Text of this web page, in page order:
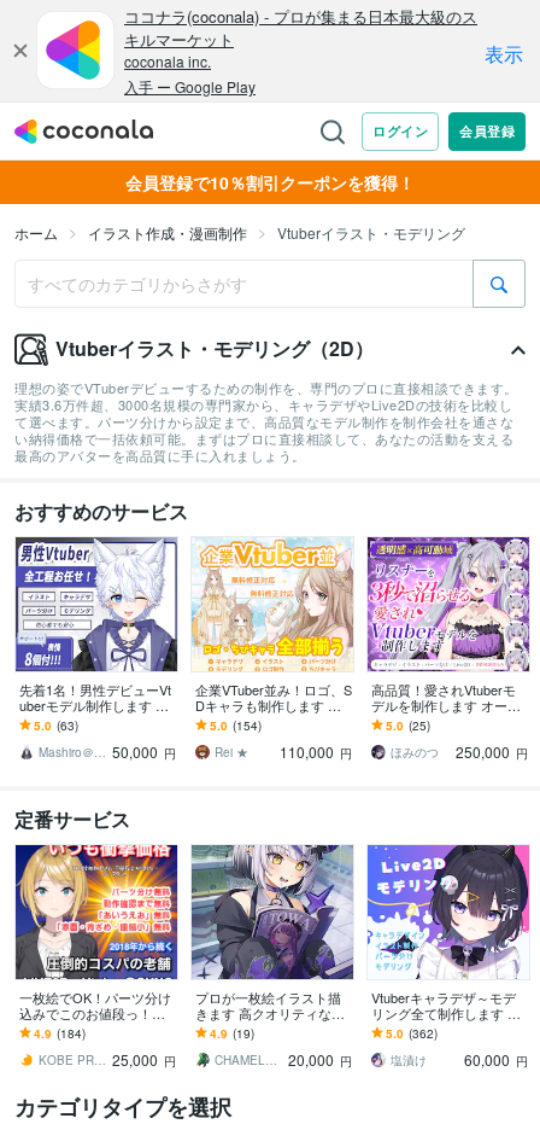
会員登録で10％割引クーポンを獲得！
ホーム イラスト作成・漫画制作 Vtuberイラスト・モデリング
Vtuberイラスト・モデリング（2D）
理想の姿でVTuberデビューするための制作を、専門のプロに直接相談できます。
実績3.6万件超、3000名規模の専門家から、キャラデザやLive2Dの技術を比較し
て選べます。パーツ分けから設定まで、高品質なモデル制作を制作会社を通さな
い納得価格で一括依頼可能。まずはプロに直接相談して、あなたの活動を支える
最高のアバターを高品質に手に入れましょう。
おすすめのサービス
先着1名！男性デビューVt
uberモデル制作します 全
工程制作、修正無制限、
著作権譲渡、表情８つ、
高品質、企業並
5.0 (63)
Mashiro＠モデラー 50,000 円
企業VTuber並み！ロゴ、S
Dキャラも制作します デ
ビュー徹底サポート！満
足いくまで修正無制限、
著作権譲渡
5.0 (154)
Rei ★
110,000 円
高品質！愛されVtuberモ
デルを制作します オーダ
ーメイドで高クオリティ
なモデルを制作します！
5.0 (25)
ほみのつ
250,000 円
定番サービス
一枚絵でOK！パーツ分け
込みでこのお値段っ！ま
す コスパ最強モデリン
グ！安心実績数！IRIAM対
応OK！
4.9 (184)
KOBE PRODUCTION 25,000 円
プロが一枚絵イラスト描
きます 高クオリティなイ
ラスト、アニメーション
をお届けします！
4.9 (19)
CHAMELEON カメレオン
20,000 円
Vtuberキャラデザ～モデ
リング全て制作します イ
ラストのみ・モデリング
のみのご依頼も可能で
す。
5.0 (362)
塩漬け
60,000 円
カテゴリタイプを選択